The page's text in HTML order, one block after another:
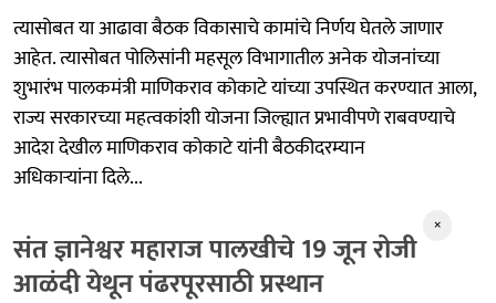
त्यासोबत या आढावा बैठक विकासाचे कामांचे निर्णय घेतले जाणार
आहेत. त्यासोबत पोलिसांनी महसूल विभागातील अनेक योजनांच्या
शुभारंभ पालकमंत्री माणिकराव कोकाटे यांच्या उपस्थित करण्यात आला,
राज्य सरकारच्या महत्वकांशी योजना जिल्ह्यात प्रभावीपणे राबवण्याचे
आदेश देखील माणिकराव कोकाटे यांनी बैठकीदरम्यान
अधिकाऱ्यांना दिले...
संत ज्ञानेश्वर महाराज पालखीचे 19 जून रोजी
आळंदी येथून पंढरपूरसाठी प्रस्थान
×